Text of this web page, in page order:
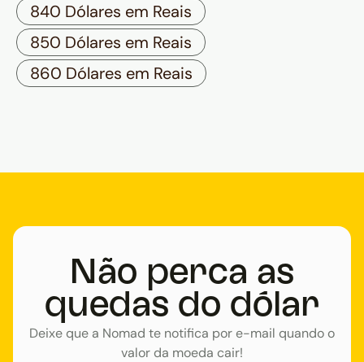
840 Dólares em Reais
850 Dólares em Reais
860 Dólares em Reais
Não perca as
quedas do dólar
Deixe que a Nomad te notifica por e-mail quando o
valor da moeda cair!